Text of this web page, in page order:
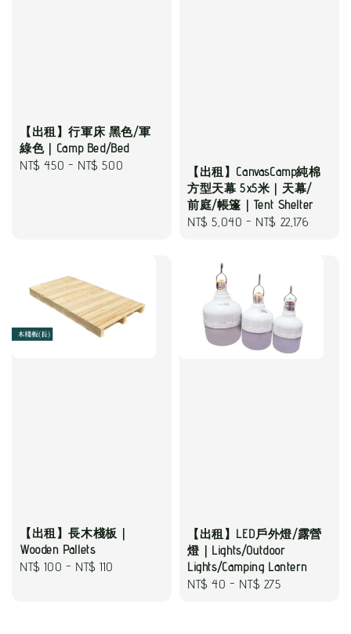
【出租】行軍床 黑色/軍
綠色｜Camp Bed/Bed
Regular
NT$ 450 - NT$ 500
【出租】CanvasCamp純棉
方型天幕 5x5米｜天幕/
前庭/帳篷｜Tent Shelter
Regular
NT$ 5,040 - NT$ 22,176
【出租】長木棧板｜
Wooden Pallets
Regular
NT$ 100 - NT$ 110
【出租】LED戶外燈/露營
燈｜Lights/Outdoor
Lights/Camping Lantern
Regular
NT$ 40 - NT$ 275